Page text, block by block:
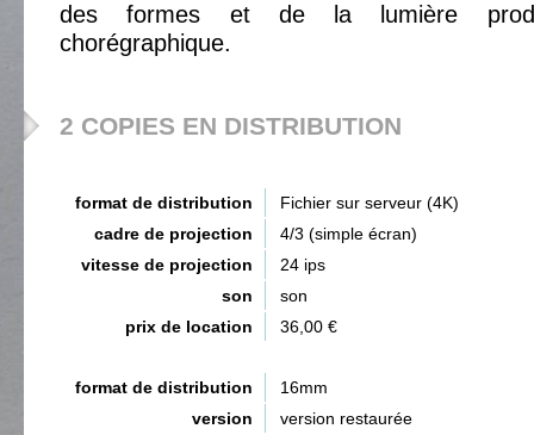
des formes et de la lumière
chorégraphique.
2 COPIES EN DISTRIBUTION
format de distribution
Fichier sur serveur (4K)
cadre de projection
4/3 (simple écran)
vitesse de projection
24 ips
son
son
prix de location
36,00 €
format de distribution
16mm
version
version restaurée